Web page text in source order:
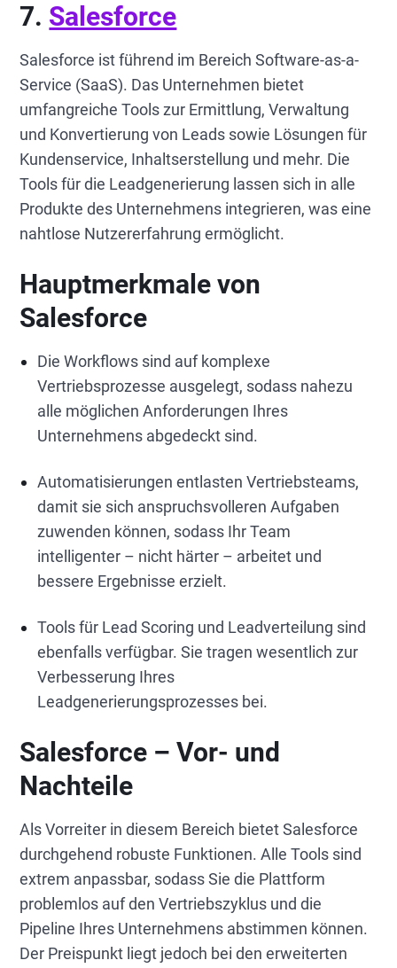
7. Salesforce
Salesforce ist führend im Bereich Software-as-a-
Service (SaaS). Das Unternehmen bietet
umfangreiche Tools zur Ermittlung, Verwaltung
und Konvertierung von Leads sowie Lösungen für
Kundenservice, Inhaltserstellung und mehr. Die
Tools für die Leadgenerierung lassen sich in alle
Produkte des Unternehmens integrieren, was eine
nahtlose Nutzererfahrung ermöglicht.
Hauptmerkmale von
Salesforce
Die Workflows sind auf komplexe
Vertriebsprozesse ausgelegt, sodass nahezu
alle möglichen Anforderungen Ihres
Unternehmens abgedeckt sind.
Automatisierungen entlasten Vertriebsteams,
damit sie sich anspruchsvolleren Aufgaben
zuwenden können, sodass Ihr Team
intelligenter – nicht härter – arbeitet und
bessere Ergebnisse erzielt.
Tools für Lead Scoring und Leadverteilung sind
ebenfalls verfügbar. Sie tragen wesentlich zur
Verbesserung Ihres
Leadgenerierungsprozesses bei.
Salesforce – Vor- und
Nachteile
Als Vorreiter in diesem Bereich bietet Salesforce
durchgehend robuste Funktionen. Alle Tools sind
extrem anpassbar, sodass Sie die Plattform
problemlos auf den Vertriebszyklus und die
Pipeline Ihres Unternehmens abstimmen können.
Der Preispunkt liegt jedoch bei den erweiterten